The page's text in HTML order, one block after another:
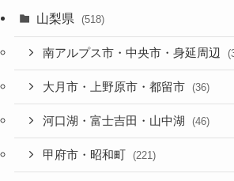
山梨県 (518)
南アルプス市・中央市・身延周辺
大月市・上野原市・都留市 (36)
河口湖・富士吉田・山中湖 (46)
甲府市・昭和町 (221)